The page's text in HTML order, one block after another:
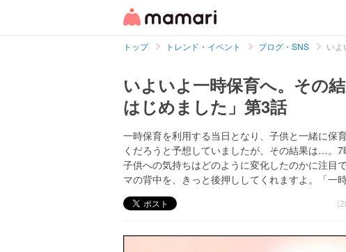
トップ トレンド・イベント ブログ・SNS い
いよいよ一時保育へ。その
はじめました」第3話
一時保育を利用する当日となり、子供と一緒に保
くだろうと予想していましたが、その結果は…。
子供への気持ちはどのように変化したのかに注目
マの背中を、きっと後押ししてくれますよ。「一